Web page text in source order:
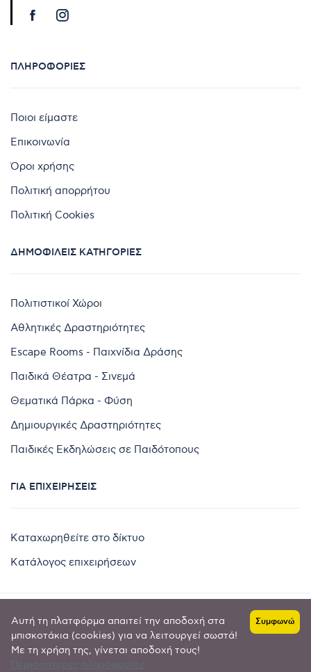
ΠΛΗΡΟΦΟΡΊΕΣ
Ποιοι είμαστε
Επικοινωνία
Όροι χρήσης
Πολιτική απορρήτου
Πολιτική Cookies
ΔΗΜΟΦΙΛΕΊΣ ΚΑΤΗΓΟΡΊΕΣ
Πολιτιστικοί Χώροι
Αθλητικές Δραστηριότητες
Escape Rooms - Παιχνίδια Δράσης
Παιδικά Θέατρα - Σινεμά
Θεματικά Πάρκα - Φύση
Δημιουργικές Δραστηριότητες
Παιδικές Εκδηλώσεις σε Παιδότοπους
ΓΙΑ ΕΠΙΧΕΙΡΉΣΕΙΣ
Καταχωρηθείτε στο δίκτυο
Κατάλογος επιχειρήσεων
Copyright © 2024 by
Goldensites
Αυτή τη πλατφόρμα απαιτεί την αποδοχή στα
μπισκοτάκια (cookies) για να λειτουργεί σωστά!
Με τη χρήση της, γίνεται αποδοχή τους!
Συμφωνώ